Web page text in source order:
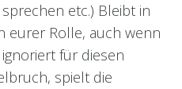
etc.) Bleibt in
eurer Rolle, auch wenn
für diesen
spielt die